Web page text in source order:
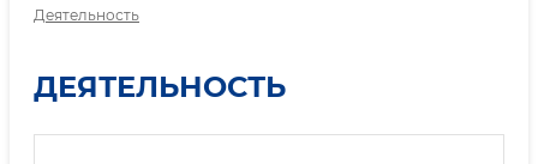
Деятельность
ДЕЯТЕЛЬНОСТЬ